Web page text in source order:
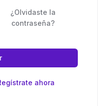
¿Olvidaste la
contraseña?
ahora